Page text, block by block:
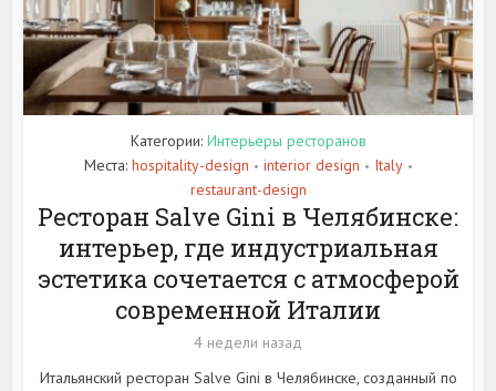
Категории: Интерьеры ресторанов
Места: hospitality-design • interior design • Italy •
restaurant-design
Ресторан Salve Gini в Челябинске:
интерьер, где индустриальная
эстетика сочетается с атмосферой
современной Италии
4 недели назад
Итальянский ресторан Salve Gini в Челябинске, созданный по